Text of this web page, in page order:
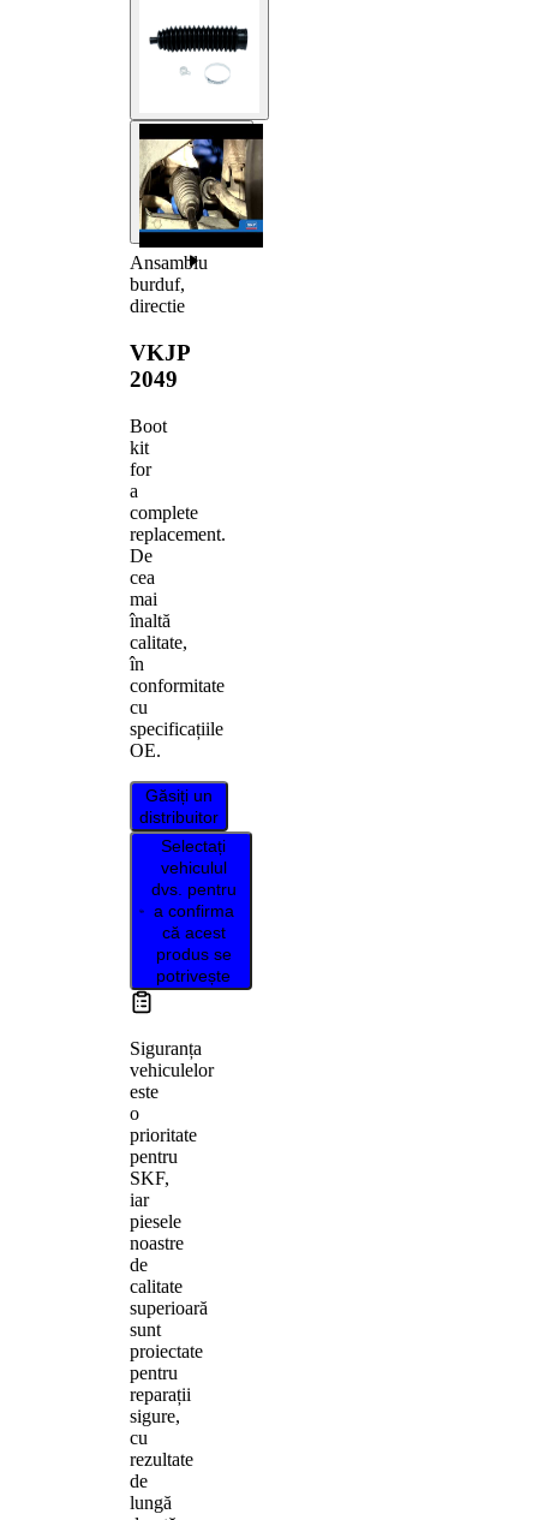
Ansamblu
burduf,
directie
VKJP
2049
Boot
kit
for
a
complete
replacement.
De
cea
mai
înaltă
calitate,
în
conformitate
cu
specificațiile
OE.
Găsiți un
distribuitor
Selectați
vehiculul
dvs. pentru
a confirma
că acest
produs se
potrivește
Siguranța
vehiculelor
este
o
prioritate
pentru
SKF,
iar
piesele
noastre
de
calitate
superioară
sunt
proiectate
pentru
reparații
sigure,
cu
rezultate
de
lungă